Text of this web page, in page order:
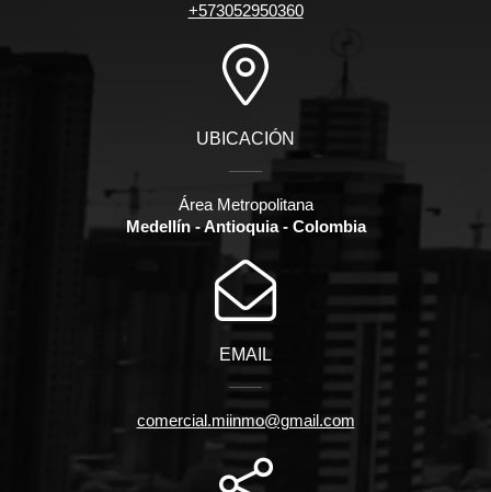
+573052950360
UBICACIÓN
Área Metropolitana
Medellín - Antioquia - Colombia
EMAIL
comercial.miinmo@gmail.com